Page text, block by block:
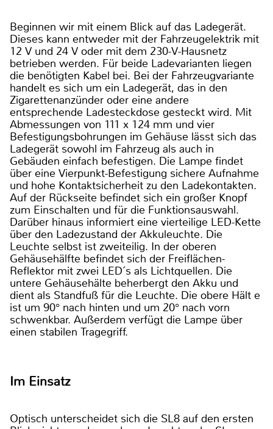
Beginnen wir mit einem Blick auf das Ladegerät.
Dieses kann entweder mit der Fahrzeugelektrik mit
12 V und 24 V oder mit dem 230-V-Hausnetz
betrieben werden. Für beide Ladevarianten liegen
die benötigten Kabel bei. Bei der Fahrzeugvariante
handelt es sich um ein Ladegerät, das in den
Zigarettenanzünder oder eine andere
entsprechende Ladesteckdose gesteckt wird. Mit
Abmessungen von 111 x 124 mm und vier
Befestigungsbohrungen im Gehäuse lässt sich das
Ladegerät sowohl im Fahrzeug als auch in
Gebäuden einfach befestigen. Die Lampe findet
über eine Vierpunkt-Befestigung sichere Aufnahme
und hohe Kontaktsicherheit zu den Ladekontakten.
Auf der Rückseite befindet sich ein großer Knopf
zum Einschalten und für die Funktionsauswahl.
Darüber hinaus informiert eine vierteilige LED-Kette
über den Ladezustand der Akkuleuchte. Die
Leuchte selbst ist zweiteilig. In der oberen
Gehäusehälfte befindet sich der Freiflächen-
Reflektor mit zwei LED´s als Lichtquellen. Die
untere Gehäusehälte beherbergt den Akku und
dient als Standfuß für die Leuchte. Die obere Hält e
ist um 90° nach hinten und um 20° nach vorn
schwenkbar. Außerdem verfügt die Lampe über
einen stabilen Tragegriff.
Im Einsatz
Optisch unterscheidet sich die SL8 auf den ersten